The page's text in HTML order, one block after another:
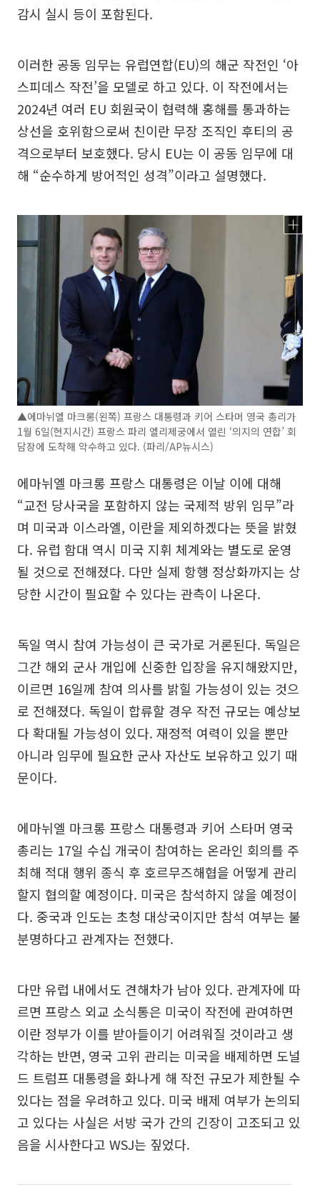
감시 실시 등이 포함된다.
이러한 공동 임무는 유럽연합(EU)의 해군 작전인 ‘아
스피데스 작전’을 모델로 하고 있다. 이 작전에서는
2024년 여러 EU 회원국이 협력해 홍해를 통과하는
상선을 호위함으로써 친이란 무장 조직인 후티의 공
격으로부터 보호했다. 당시 EU는 이 공동 임무에 대
해 “순수하게 방어적인 성격”이라고 설명했다.
▲에마뉘엘 마크롱(왼쪽) 프랑스 대통령과 키어 스타머 영국 총리가
1월 6일(현지시간) 프랑스 파리 엘리제궁에서 열린 ‘의지의 연합’ 회
담장에 도착해 악수하고 있다. (파리/AP뉴시스)
에마뉘엘 마크롱 프랑스 대통령은 이날 이에 대해
“교전 당사국을 포함하지 않는 국제적 방위 임무”라
며 미국과 이스라엘, 이란을 제외하겠다는 뜻을 밝혔
다. 유럽 함대 역시 미국 지휘 체계와는 별도로 운영
될 것으로 전해졌다. 다만 실제 항행 정상화까지는 상
당한 시간이 필요할 수 있다는 관측이 나온다.
독일 역시 참여 가능성이 큰 국가로 거론된다. 독일은
그간 해외 군사 개입에 신중한 입장을 유지해왔지만,
이르면 16일께 참여 의사를 밝힐 가능성이 있는 것으
로 전해졌다. 독일이 합류할 경우 작전 규모는 예상보
다 확대될 가능성이 있다. 재정적 여력이 있을 뿐만
아니라 임무에 필요한 군사 자산도 보유하고 있기 때
문이다.
에마뉘엘 마크롱 프랑스 대통령과 키어 스타머 영국
총리는 17일 수십 개국이 참여하는 온라인 회의를 주
최해 적대 행위 종식 후 호르무즈해협을 어떻게 관리
할지 협의할 예정이다. 미국은 참석하지 않을 예정이
다. 중국과 인도는 초청 대상국이지만 참석 여부는 불
분명하다고 관계자는 전했다.
다만 유럽 내에서도 견해차가 남아 있다. 관계자에 따
르면 프랑스 외교 소식통은 미국이 작전에 관여하면
이란 정부가 이를 받아들이기 어려워질 것이라고 생
각하는 반면, 영국 고위 관리는 미국을 배제하면 도널
드 트럼프 대통령을 화나게 해 작전 규모가 제한될 수
있다는 점을 우려하고 있다. 미국 배제 여부가 논의되
고 있다는 사실은 서방 국가 간의 긴장이 고조되고 있
음을 시사한다고 WSJ는 짚었다.